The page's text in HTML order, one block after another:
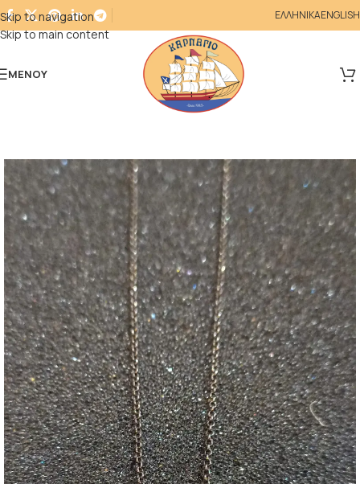
Skip to navigation
Skip to main content
ΕΛΛΗΝΙΚΑENGLISH
ΜΕΝΟΎ